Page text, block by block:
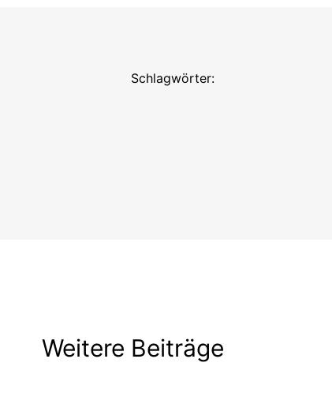
Schlagwörter:
Weitere Beiträge